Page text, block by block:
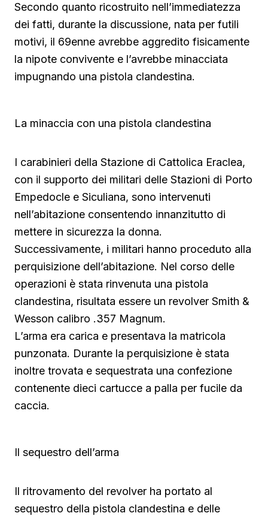
Secondo quanto ricostruito nell’immediatezza
dei fatti, durante la discussione, nata per futili
motivi, il 69enne avrebbe aggredito fisicamente
la nipote convivente e l’avrebbe minacciata
impugnando una pistola clandestina.
La minaccia con una pistola clandestina
I carabinieri della Stazione di Cattolica Eraclea,
con il supporto dei militari delle Stazioni di Porto
Empedocle e Siculiana, sono intervenuti
nell’abitazione consentendo innanzitutto di
mettere in sicurezza la donna.
Successivamente, i militari hanno proceduto alla
perquisizione dell’abitazione. Nel corso delle
operazioni è stata rinvenuta una pistola
clandestina, risultata essere un revolver Smith &
Wesson calibro .357 Magnum.
L’arma era carica e presentava la matricola
punzonata. Durante la perquisizione è stata
inoltre trovata e sequestrata una confezione
contenente dieci cartucce a palla per fucile da
caccia.
Il sequestro dell’arma
Il ritrovamento del revolver ha portato al
sequestro della pistola clandestina e delle